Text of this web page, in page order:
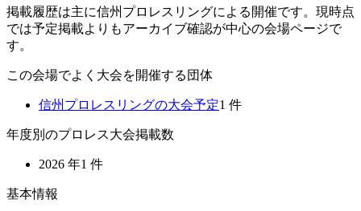
掲載履歴は主に信州プロレスリングによる開催です。現時点
では予定掲載よりもアーカイブ確認が中心の会場ページで
す。
この会場でよく大会を開催する団体
信州プロレスリングの大会予定1 件
年度別のプロレス大会掲載数
2026 年1 件
基本情報